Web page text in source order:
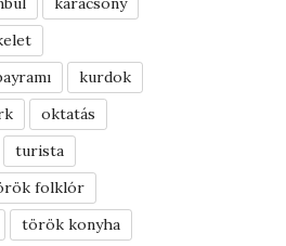
kurdok
oktatás
turista
folklór
török konyha